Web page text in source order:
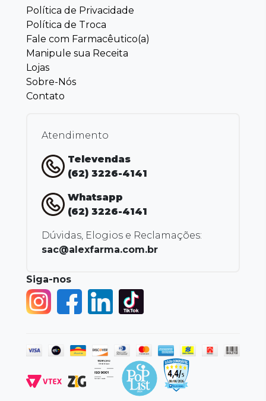
Política de Privacidade
Política de Troca
Fale com Farmacêutico(a)
Manipule sua Receita
Lojas
Sobre-Nós
Contato
Atendimento
Televendas
(62) 3226-4141
Whatsapp
(62) 3226-4141
Dúvidas, Elogios e Reclamações:
sac@alexfarma.com.br
Siga-nos